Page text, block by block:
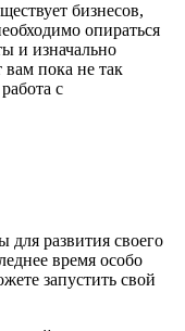
бизнесов,
опираться
и изначально
пока не так
с
развития своего
время особо
запустить свой